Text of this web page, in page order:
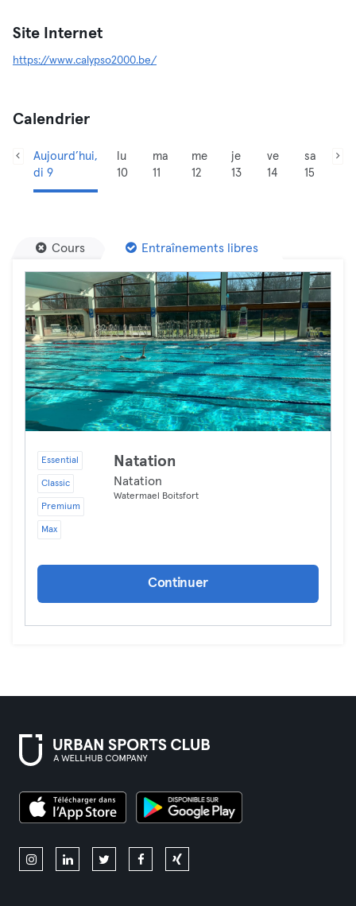
Site Internet
https://www.calypso2000.be/
Calendrier
Aujourd’hui,
di 9
lu
10
ma
11
me
12
je
13
ve
14
sa
15
Cours Entraînements libres
Essential
Classic
Premium
Max
Natation
Natation
Watermael Boitsfort
Continuer